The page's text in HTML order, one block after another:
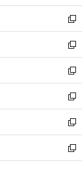
開
く
ウ
で
開
く
ン
ド
ウ
で
開
く
ウ
ィ
ン
ド
ウ
で
開
く
し
い
ウ
ィ
ン
ド
ウ
で
開
く
新
し
い
ウ
ィ
ン
ド
ウ
で
開
く
新
し
い
ウ
ィ
ン
ド
ウ
で
開
新
し
い
ウ
ィ
ン
ド
ウ
新
し
い
ウ
ィ
ン
新
し
い
ウ
新
し